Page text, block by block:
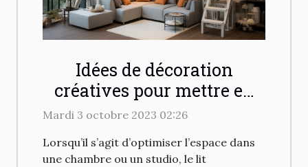
Idées de décoration
créatives pour mettre en
valeur un lit mezzanine
Mardi 3 octobre 2023 02:26
Lorsqu’il s’agit d’optimiser l’espace dans
une chambre ou un studio, le lit